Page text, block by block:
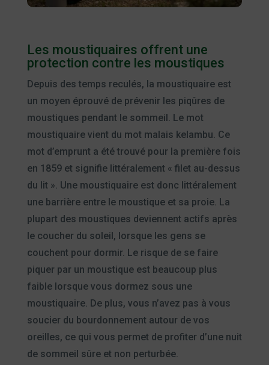
Les moustiquaires offrent une
protection contre les moustiques
Depuis des temps reculés, la moustiquaire est
un moyen éprouvé de prévenir les piqûres de
moustiques pendant le sommeil. Le mot
moustiquaire vient du mot malais kelambu. Ce
mot d’emprunt a été trouvé pour la première fois
en 1859 et signifie littéralement « filet au-dessus
du lit ». Une moustiquaire est donc littéralement
une barrière entre le moustique et sa proie. La
plupart des moustiques deviennent actifs après
le coucher du soleil, lorsque les gens se
couchent pour dormir. Le risque de se faire
piquer par un moustique est beaucoup plus
faible lorsque vous dormez sous une
moustiquaire. De plus, vous n’avez pas à vous
soucier du bourdonnement autour de vos
oreilles, ce qui vous permet de profiter d’une nuit
de sommeil sûre et non perturbée.